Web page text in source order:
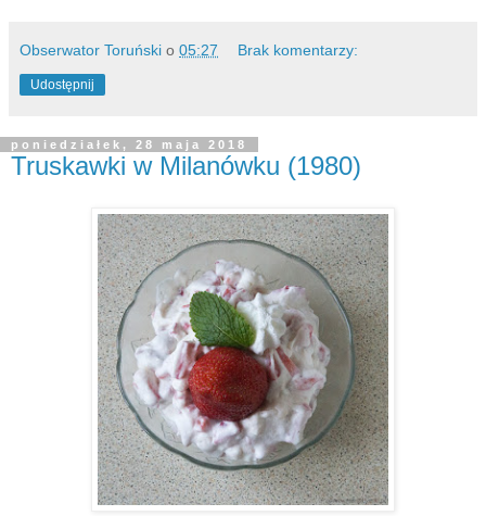
Obserwator Toruński o 05:27 Brak komentarzy:
Udostępnij
poniedziałek, 28 maja 2018
Truskawki w Milanówku (1980)